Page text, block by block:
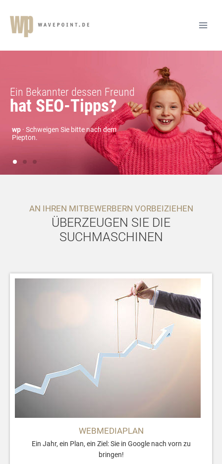
AN IHREN MITBEWERBERN VORBEIZIEHEN
ÜBERZEUGEN SIE DIE
SUCHMASCHINEN
WEBMEDIAPLAN
Ein Jahr, ein Plan, ein Ziel: Sie in Google nach vorn zu
bringen!